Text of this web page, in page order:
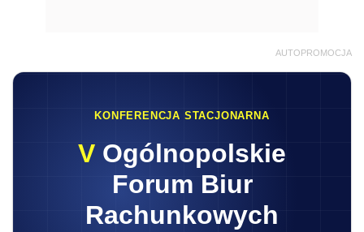
AUTOPROMOCJA
KONFERENCJA STACJONARNA
V Ogólnopolskie
Forum Biur
Rachunkowych